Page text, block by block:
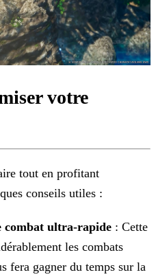
votre
tout en profitant
conseils utiles :
combat ultra-rapide : Cette
les combats
fera gagner du temps sur la